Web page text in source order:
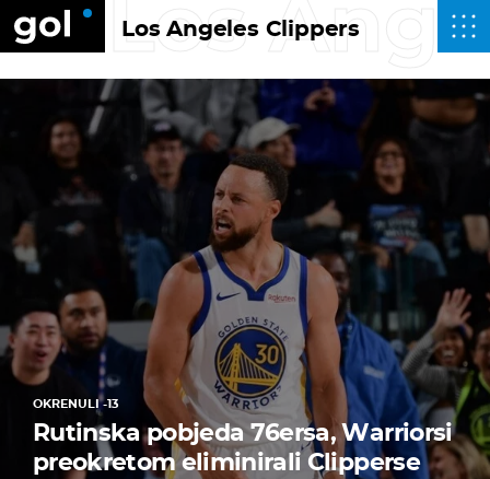
Los Angeles Clippers
Los
OKRENULI -13
Rutinska pobjeda 76ersa, Warriorsi
preokretom eliminirali Clipperse